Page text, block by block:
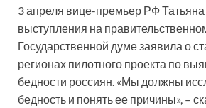
3 апреля вице-премьер РФ Татьяна
выступления на
Государственной думе заявила о
регионах пилотного проекта по
бедности россиян. «Мы должны
бедность и понять ее причины», –